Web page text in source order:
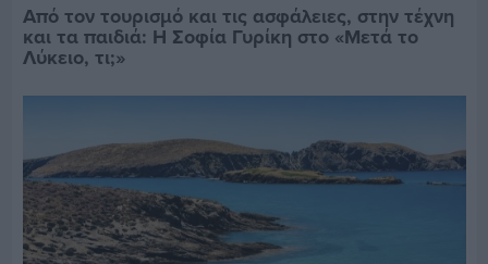
Από τον τουρισμό και τις ασφάλειες, στην τέχνη
και τα παιδιά: Η Σοφία Γυρίκη στο «Μετά το
Λύκειο, τι;»